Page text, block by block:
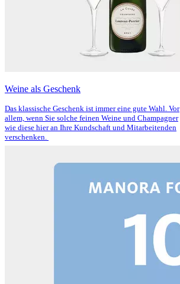
Weine als Geschenk
Das klassische Geschenk ist immer eine gute Wahl. Vor
allem, wenn Sie solche feinen Weine und Champagner
wie diese hier an Ihre Kundschaft und Mitarbeitenden
verschenken.